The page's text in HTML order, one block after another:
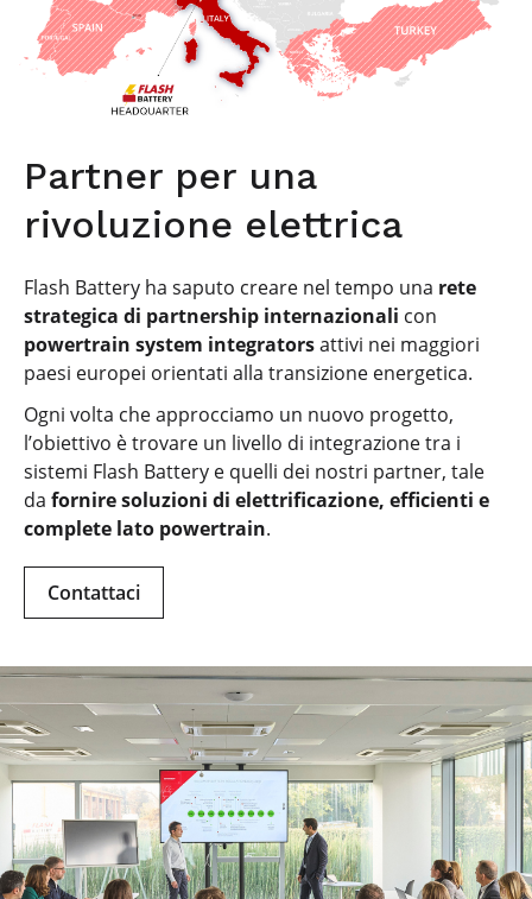
Partner per una
rivoluzione elettrica
Flash Battery ha saputo creare nel tempo una rete
strategica di partnership internazionali con
powertrain system integratorsattivi nei maggiori
paesi europei orientati alla transizione energetica.
Ogni volta che approcciamo un nuovo progetto,
l’obiettivo è trovare un livello di integrazione tra i
sistemi Flash Battery e quelli dei nostri partner, tale
da fornire soluzioni di elettrificazione, efficienti e
complete lato powertrain.
Contattaci